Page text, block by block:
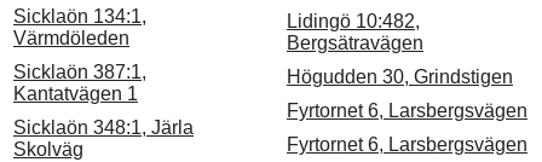
Sicklaön 134:1,
Värmdöleden
Sicklaön 387:1,
Kantatvägen 1
Sicklaön 348:1, Järla
Skolväg
Lidingö 10:482,
Bergsätravägen
Högudden 30, Grindstigen
Fyrtornet 6, Larsbergsvägen
Fyrtornet 6, Larsbergsvägen